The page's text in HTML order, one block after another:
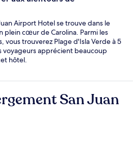
Airport Hotel se trouve dans le
plein cœur de Carolina. Parmi les
vous trouverez Plage d'Isla Verde à 5
voyageurs apprécient beaucoup
hôtel.
San Juan